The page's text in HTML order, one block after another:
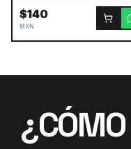
$140
MXN